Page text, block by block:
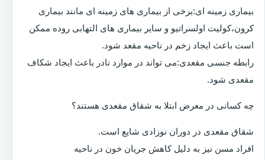
بیماری زمینه ای:برخی از بیماری های زمینه ای مانند بیماری
کرون،کولیت اولسراتیو و سایر بیماری های التهابی روده ممکن
است باعث ایجاد زخم در ناحیه مقعد شود.
رابطه جنسی مقعدی:می تواند در موارد نادر باعث ایجاد شکاف
مقعدی شود.
چه کسانی در معرض ابتلا به شقاق مقعدی هستند؟
شقاق مقعدی در دوران نوزادی شایع است.
افراد مسن نیز به دلیل کاهش جریان خون در ناحیه